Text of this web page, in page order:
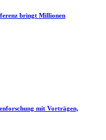
bringt Millionen
mit Vorträgen,